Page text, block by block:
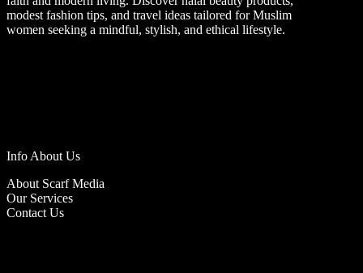
modest fashion tips, and travel ideas tailored for Muslim
women seeking a mindful, stylish, and ethical lifestyle.
Info About Us
About Scarf Media
Our Services
Contact Us